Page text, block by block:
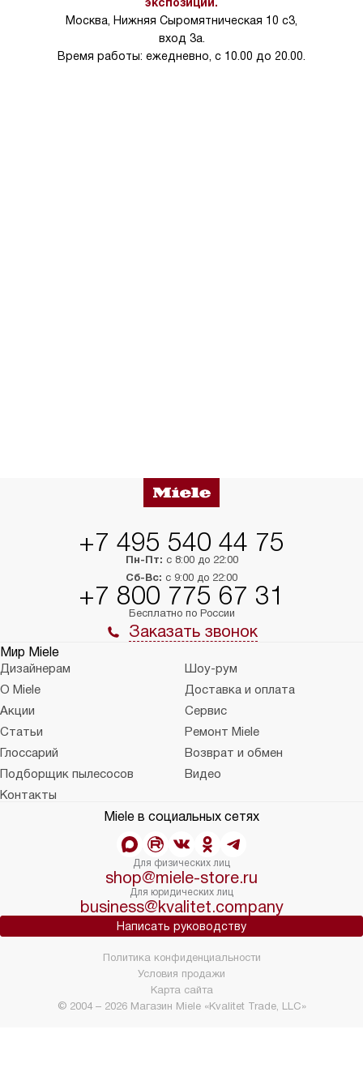
Москва, Нижняя Сыромятническая 10 с3,
вход 3а.
Время работы: ежедневно, с 10.00 до 20.00.
+7 495 540 44 75
Пн-Пт: с 8:00 до 22:00
Сб-Вс: с 9:00 до 22:00
+7 800 775 67 31
Бесплатно по России
Заказать звонок
Мир Miele
Дизайнерам
Шоу-рум
О Miele
Доставка и оплата
Акции
Сервис
Статьи
Ремонт Miele
Глоссарий
Возврат и обмен
Подборщик пылесосов
Видео
Контакты
Miele в социальных сетях
Для физических лиц
shop@miele-store.ru
Для юридических лиц
business@kvalitet.company
Написать руководству
© 2004 – 2026 Магазин Miele «Kvalitet Trade, LLC»
Политика конфиденциальности
Условия продажи
Карта сайта